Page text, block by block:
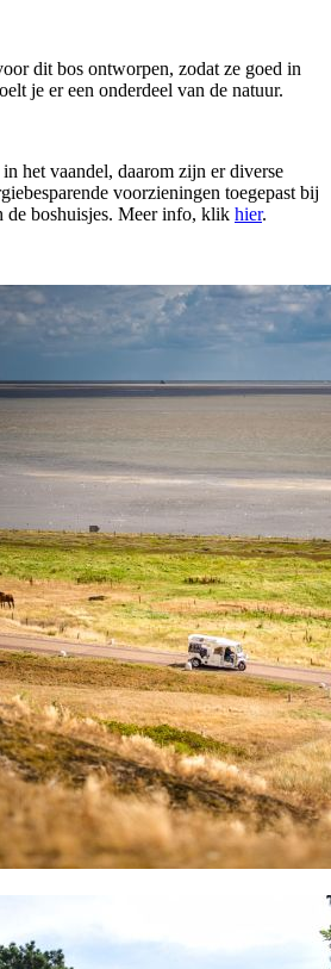
dit bos ontworpen, zodat ze goed in
je er een onderdeel van de natuur.
het vaandel, daarom zijn er diverse
voorzieningen toegepast bij
de boshuisjes. Meer info, klik hier.